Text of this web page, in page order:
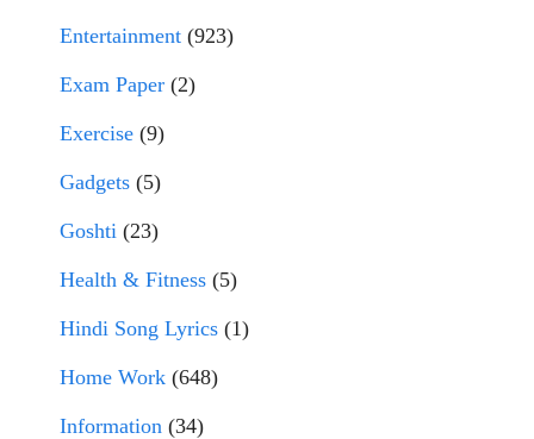
Entertainment (923)
Exam Paper (2)
Exercise (9)
Gadgets (5)
Goshti (23)
Health & Fitness (5)
Hindi Song Lyrics (1)
Home Work (648)
Information (34)